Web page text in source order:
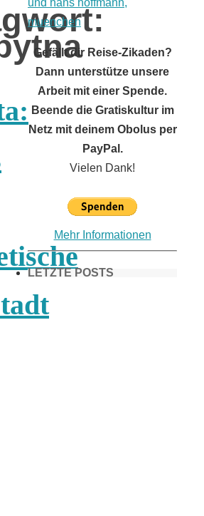
Gefällt dir Reise-Zikaden?
Dann unterstütze unsere
Arbeit mit einer Spende.
Beende die Gratiskultur im
Netz mit deinem Obolus per
PayPal.
Vielen Dank!
Mehr Informationen
LETZTE POSTS